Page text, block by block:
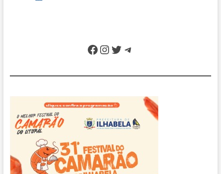
Praia
Facebook
Instagram
Twitter
Telegram